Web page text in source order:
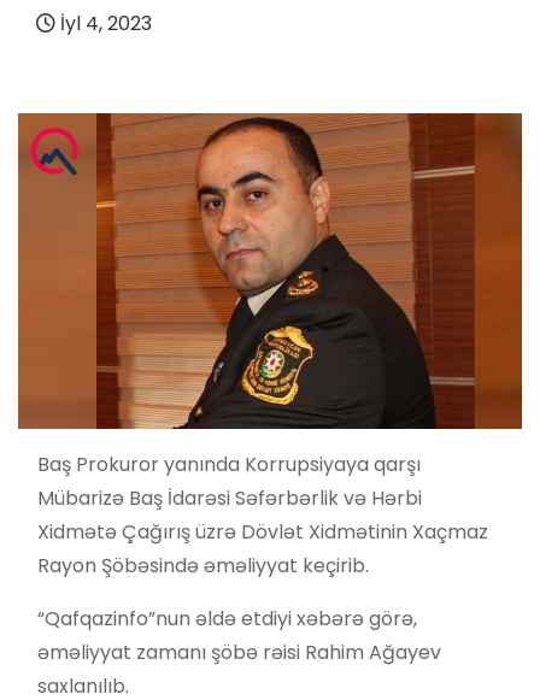
İyl 4, 2023
Baş Prokuror yanında Korrupsiyaya qarşı
Mübarizə Baş İdarəsi Səfərbərlik və Hərbi
Xidmətə Çağırış üzrə Dövlət Xidmətinin Xaçmaz
Rayon Şöbəsində əməliyyat keçirib.
“Qafqazinfo”nun əldə etdiyi xəbərə görə,
əməliyyat zamanı şöbə rəisi Rahim Ağayev
saxlanılıb.